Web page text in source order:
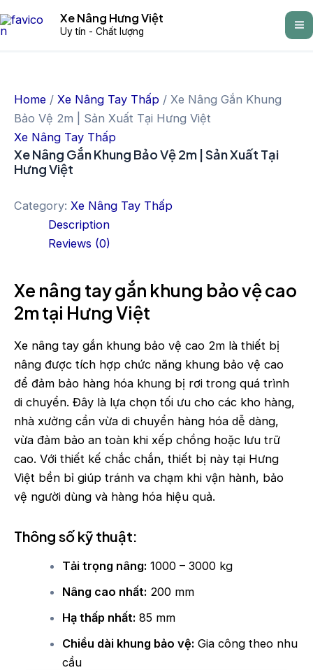
to
Xe Nâng Hưng Việt
Uy tín - Chất lượng
Home / Xe Nâng Tay Thấp / Xe Nâng Gắn Khung
Bảo Vệ 2m | Sản Xuất Tại Hưng Việt
Xe Nâng Tay Thấp
Xe Nâng Gắn Khung Bảo Vệ 2m | Sản Xuất Tại
Hưng Việt
Category: Xe Nâng Tay Thấp
Description
Reviews (0)
Xe nâng tay gắn khung bảo vệ cao
2m tại Hưng Việt
Xe nâng tay gắn khung bảo vệ cao 2m là thiết bị
nâng được tích hợp chức năng khung bảo vệ cao
để đảm bảo hàng hóa khung bị rơi trong quá trình
di chuyển. Đây là lựa chọn tối ưu cho các kho hàng,
nhà xưởng cần vừa di chuyển hàng hóa dễ dàng,
vừa đảm bảo an toàn khi xếp chồng hoặc lưu trữ
cao. Với thiết kế chắc chắn, thiết bị này tại Hưng
Việt bền bỉ giúp tránh va chạm khi vận hành, bảo
vệ người dùng và hàng hóa hiệu quả.
Thông số kỹ thuật:
Tải trọng nâng: 1000 – 3000 kg
Nâng cao nhất: 200 mm
Hạ thấp nhất: 85 mm
Chiều dài khung bảo vệ: Gia công theo nhu
cầu